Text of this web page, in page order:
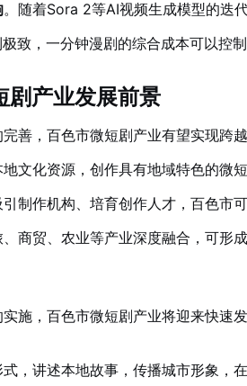
。随着Sora 2等AI视频生成模型的迭
致，一分钟漫剧的综合成本可以控
剧产业发展前景
善，百色市微短剧产业有望实现跨越
文化资源，创作具有地域特色的微
制作机构、培育创作人才，百色市
商贸、农业等产业深度融合，可形
施，百色市微短剧产业将迎来快
，讲述本地故事，传播城市形象，在